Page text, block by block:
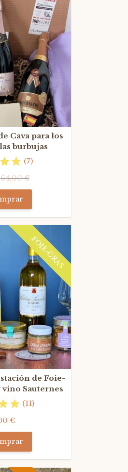
Cava para los
burbujas
(7)
64,00 €
FOIE-GRAS
de Foie-
vino Sauternes
(11)
€